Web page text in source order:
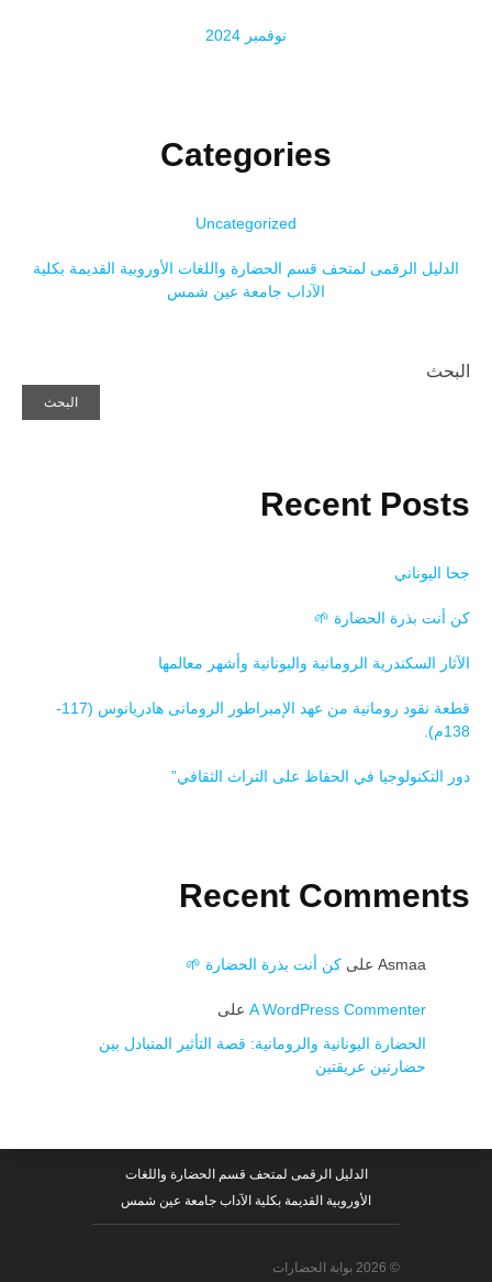
نوفمبر 2024
Categories
Uncategorized
الدليل الرقمى لمتحف قسم الحضارة واللغات الأوروبية القديمة بكلية
الآداب جامعة عين شمس
البحث
البحث
Recent Posts
جحا اليوناني
كن أنت بذرة الحضارة 🌱
الآثار السكندرية الرومانية واليونانية وأشهر معالمها
قطعة نقود رومانية من عهد الإمبراطور الرومانى هادريانوس (117-
138م).
دور التكنولوجيا في الحفاظ على التراث الثقافي”
Recent Comments
Asmaa على كن أنت بذرة الحضارة 🌱
A WordPress Commenter على
الحضارة اليونانية والرومانية: قصة التأثير المتبادل بين
حضارتين عريقتين
الدليل الرقمى لمتحف قسم الحضارة واللغات
الأوروبية القديمة بكلية الآداب جامعة عين شمس
© 2026 بوابة الحضارات